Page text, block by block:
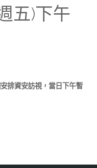
五)下午
安排資安訪視，當日下午暫